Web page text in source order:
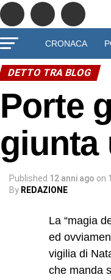
CRONACA
DETTO TRA BLOG
Porte
giunta
Published 12 anni ago on
By REDAZIONE
La “magia
ed
vigilia di
che manda